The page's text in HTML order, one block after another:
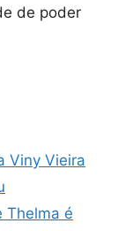
de poder
Viny Vieira
Thelma é